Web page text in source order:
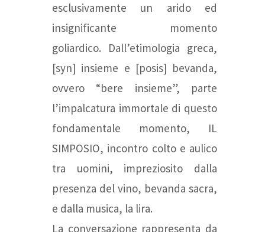
esclusivamente un arido ed
insignificante momento
goliardico. Dall’etimologia greca,
[syn] insieme e [posis] bevanda,
ovvero “bere insieme”, parte
l’impalcatura immortale di questo
fondamentale momento, IL
SIMPOSIO, incontro colto e aulico
tra uomini, impreziosito dalla
presenza del vino, bevanda sacra,
e dalla musica, la lira.
La conversazione rappresenta da